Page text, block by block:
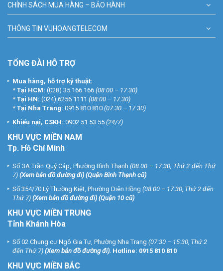
CHÍNH SÁCH MUA HÀNG – BẢO HÀNH
THÔNG TIN VUHOANGTELECOM
TỔNG ĐÀI HỖ TRỢ
Mua hàng, hỗ trợ kỹ thuật:
* Tại HCM: (028) 35 166 166 (08:00 – 17:30)
* Tại HN: (024) 6256 1111 (08:00 – 17:30)
* Tại Nha Trang: 0915 810 810 (07:30 – 17:30)
Khiếu nại, CSKH: 0902 51 53 55 (24/7)
KHU VỰC MIỀN NAM
Tp. Hồ Chí Minh
Số 3A Trần Quý Cáp, Phường Bình Thạnh (08:00 – 17:30, Thứ 2 đến Thứ
7) (Xem bản đồ đường đi) (Quận Bình Thạnh cũ)
Số 354/70 Lý Thường Kiệt, Phường Diên Hồng (08:00 – 17:30, Thứ 2 đến
Thứ 7) (Xem bản đồ đường đi) (Quận 10 cũ)
KHU VỰC MIỀN TRUNG
Tỉnh Khánh Hòa
Số 02 Chung cư Ngô Gia Tự, Phường Nha Trang (07:30 – 15:30, Thứ 2
đến Thứ 7) (Xem bản đồ đường đi). Hotline: 0915 810 810
KHU VỰC MIỀN BẮC